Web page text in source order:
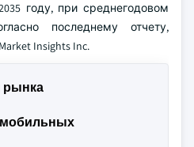
году, при среднегодовом
последнему отчету,
Insights Inc.